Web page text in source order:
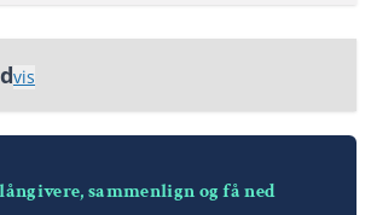
→
000 kr til hva du vil
vis
oversiktsammenlign og få ned